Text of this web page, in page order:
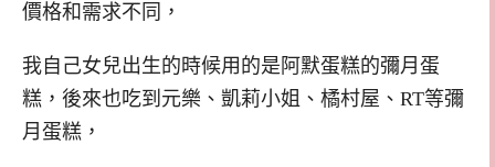
價格和需求不同，
我自己女兒出生的時候用的是阿默蛋糕的彌月蛋
糕，後來也吃到元樂、凱莉小姐、橘村屋、RT等彌
月蛋糕，